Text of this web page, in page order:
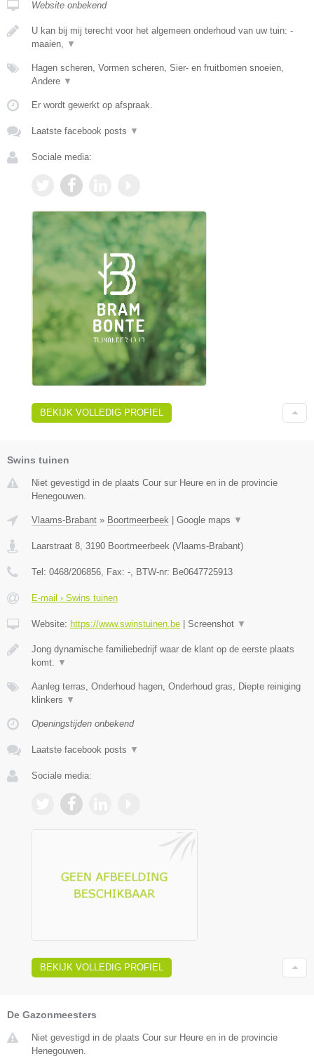
Website onbekend
U kan bij mij terecht voor het algemeen onderhoud van uw tuin: -
maaien, ▼
Hagen scheren, Vormen scheren, Sier- en fruitbomen snoeien,
Andere ▼
Er wordt gewerkt op afspraak.
Laatste facebook posts ▼
Sociale media:
BEKIJK VOLLEDIG PROFIEL
Swins tuinen
Niet gevestigd in de plaats Cour sur Heure en in de provincie
Henegouwen.
Vlaams-Brabant » Boortmeerbeek Google maps ▼
Laarstraat 8, 3190 Boortmeerbeek (Vlaams-Brabant)
Tel: 0468/206856, Fax: -, BTW-nr: Be0647725913
E-mail › Swins tuinen
Website: https://www.swinstuinen.be Screenshot ▼
Jong dynamische familiebedrijf waar de klant op de eerste plaats
komt. ▼
Aanleg terras, Onderhoud hagen, Onderhoud gras, Diepte reiniging
klinkers ▼
Openingstijden onbekend
Laatste facebook posts ▼
Sociale media:
BEKIJK VOLLEDIG PROFIEL
De Gazonmeesters
Niet gevestigd in de plaats Cour sur Heure en in de provincie
Henegouwen.